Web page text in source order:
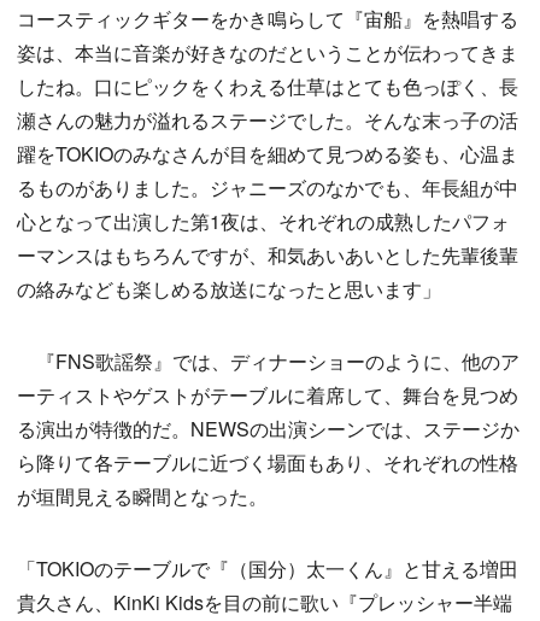
コースティックギターをかき鳴らして『宙船』を熱唱する
姿は、本当に音楽が好きなのだということが伝わってきま
したね。口にピックをくわえる仕草はとても色っぽく、長
瀬さんの魅力が溢れるステージでした。そんな末っ子の活
躍をTOKIOのみなさんが目を細めて見つめる姿も、心温ま
るものがありました。ジャニーズのなかでも、年長組が中
心となって出演した第1夜は、それぞれの成熟したパフォ
ーマンスはもちろんですが、和気あいあいとした先輩後輩
の絡みなども楽しめる放送になったと思います」
『FNS歌謡祭』では、ディナーショーのように、他のア
ーティストやゲストがテーブルに着席して、舞台を見つめ
る演出が特徴的だ。NEWSの出演シーンでは、ステージか
ら降りて各テーブルに近づく場面もあり、それぞれの性格
が垣間見える瞬間となった。
「TOKIOのテーブルで『（国分）太一くん』と甘える増田
貴久さん、KinKi Kidsを目の前に歌い『プレッシャー半端